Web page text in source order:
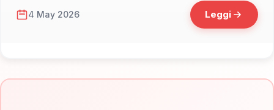
4 May 2026 Leggi